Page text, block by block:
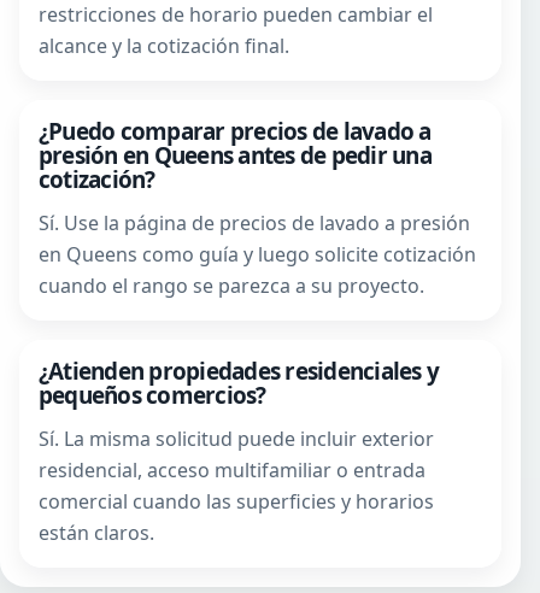
restricciones de horario pueden cambiar el
alcance y la cotización final.
¿Puedo comparar precios de lavado a
presión en Queens antes de pedir una
cotización?
Sí. Use la página de precios de lavado a presión
en Queens como guía y luego solicite cotización
cuando el rango se parezca a su proyecto.
¿Atienden propiedades residenciales y
pequeños comercios?
Sí. La misma solicitud puede incluir exterior
residencial, acceso multifamiliar o entrada
comercial cuando las superficies y horarios
están claros.